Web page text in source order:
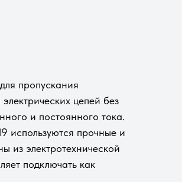
пропускания
цепей без
и постоянного тока.
используются прочные и
из электротехнической
подключать как